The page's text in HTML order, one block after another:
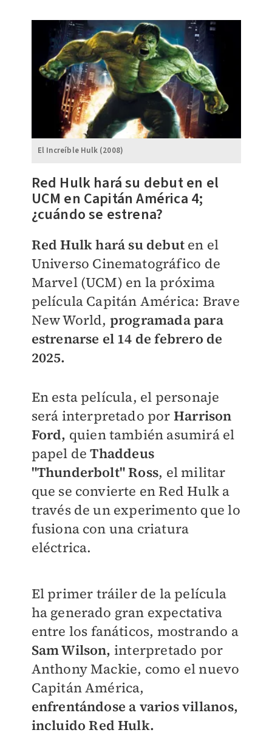
El Increíble Hulk (2008)
Red Hulk hará su debut en el
UCM en Capitán América 4;
¿cuándo se estrena?
Red Hulkhará su debuten el
Universo Cinematográfico de
Marvel (UCM) en la próxima
película Capitán América: Brave
New World, programada para
estrenarse el 14 de febrero de
2025.
En esta película, el personaje
será interpretado por Harrison
Ford, quien también asumirá el
papel deThaddeus
"Thunderbolt" Ross, el militar
que se convierte en Red Hulk a
través de un experimento que lo
fusiona con una criatura
eléctrica.
El primer tráiler de la película
ha generado gran expectativa
entre los fanáticos, mostrando a
Sam Wilson, interpretado por
Anthony Mackie, como el nuevo
Capitán América,
enfrentándose a varios villanos,
incluido Red Hulk.